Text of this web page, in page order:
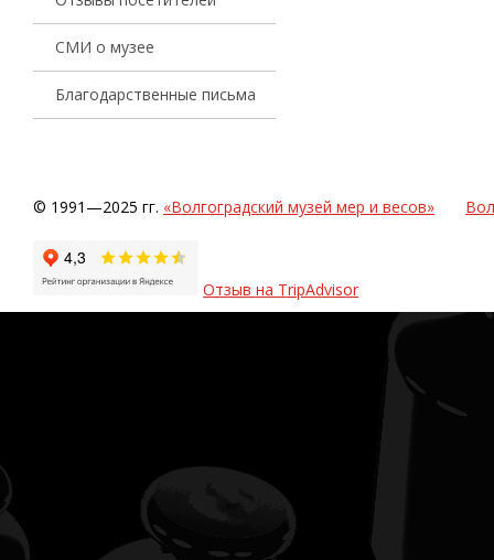
СМИ о музее
Благодарственные письма
© 1991—2025 гг. «Волгоградский музей мер и весов»
Отзыв на TripAdvisor